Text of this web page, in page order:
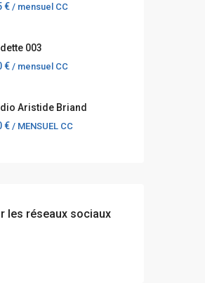
€ / mensuel CC
003
€ / mensuel CC
Aristide Briand
€ / MENSUEL CC
les réseaux sociaux